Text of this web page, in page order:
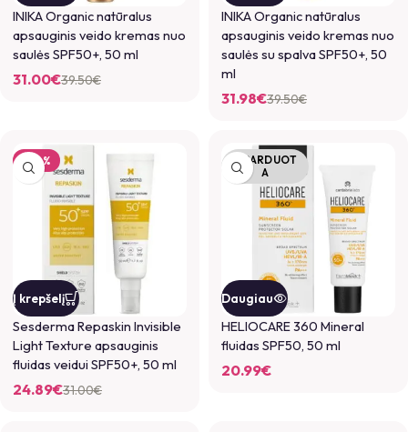
INIKA Organic natūralus
apsauginis veido kremas nuo
saulės SPF50+, 50 ml
39.50€
31.00€
INIKA Organic natūralus
apsauginis veido kremas nuo
saulės su spalva SPF50+, 50
ml
39.50€
31.98€
-20%
Į krepšelį
Sesderma Repaskin Invisible
Light Texture apsauginis
fluidas veidui SPF50+, 50 ml
31.00€
24.89€
IŠPARDUOT
A
Daugiau
HELIOCARE 360 Mineral
fluidas SPF50, 50 ml
20.99€